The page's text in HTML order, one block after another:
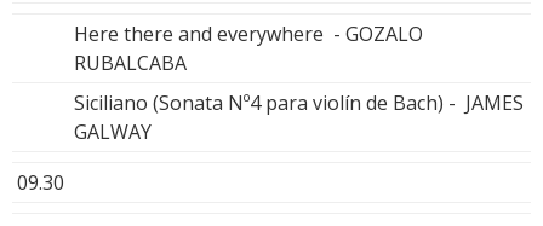
Here there and everywhere - GOZALO
RUBALCABA
Siciliano (Sonata Nº4 para violín de Bach) - JAMES
GALWAY
09.30